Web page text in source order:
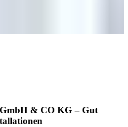
& CO KG – Gut